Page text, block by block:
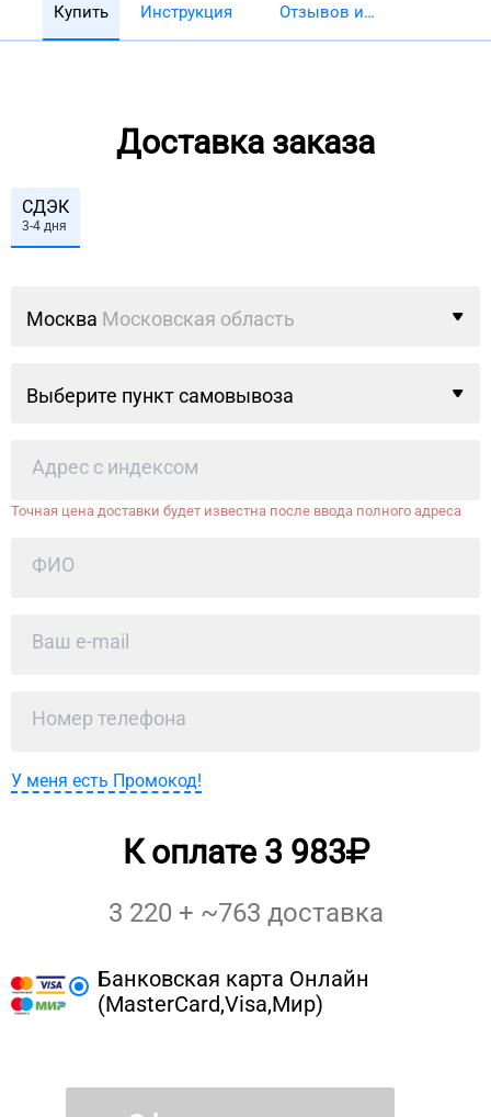
Купить Инструкция
Отзывов и
Доставка заказа
СДЭК
3-4 дня
Москва Московская область
Выберите пункт самовывоза
Точная цена доставки будет известна после ввода полного адреса
У меня есть Промокод!
К оплате 3 983
3 220 + ~763 доставка
Банковская карта Онлайн
(MasterCard,Visa,Мир)